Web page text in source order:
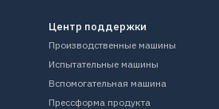
Центр поддержки
Производственные машины
Испытательные машины
Вспомогательная машина
Прессформа продукта